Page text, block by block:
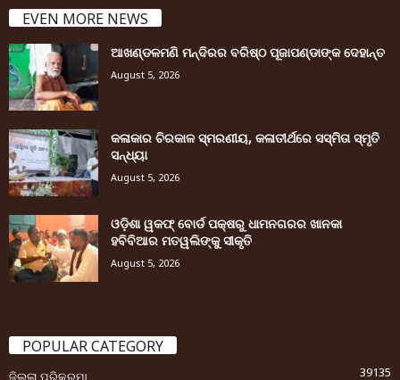
EVEN MORE NEWS
ଆଖଣ୍ଡଳମଣି ମନ୍ଦିରର ବରିଷ୍ଠ ପୂଜାପଣ୍ଡାଙ୍କ ଦେହାନ୍ତ
August 5, 2026
କଳାକାର ଚିରକାଳ ସ୍ମରଣୀୟ, କଳାତୀର୍ଥରେ ସସ୍ମିତା ସ୍ମୃତି
ସନ୍ଧ୍ୟା
August 5, 2026
ଓଡ଼ିଶା ୱକଫ୍ ବୋର୍ଡ ପକ୍ଷରୁ ଧାମନଗରର ଖାନକା
ହବିବିଆର ମତୱଲିଙ୍କୁ ସୀକୃତି
August 5, 2026
POPULAR CATEGORY
ଜିଲ୍ଲା ପରିକ୍ରମା 39135